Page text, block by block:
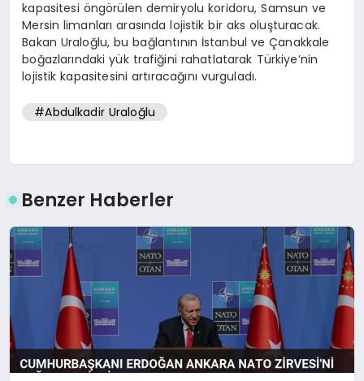
kapasitesi öngörülen demiryolu koridoru, Samsun ve
Mersin limanları arasında lojistik bir aks oluşturacak.
Bakan Uraloğlu, bu bağlantının İstanbul ve Çanakkale
boğazlarındaki yük trafiğini rahatlatarak Türkiye’nin
lojistik kapasitesini artıracağını vurguladı.
#Abdulkadir Uraloğlu
Benzer Haberler